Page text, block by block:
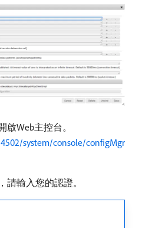
Web主控台。
system/console/configMgr
請輸入您的認證。